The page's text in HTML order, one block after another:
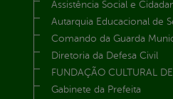
Assistência Social e
Autarquia Educacional de
Comando da Guarda
Diretoria da Defesa Civil
FUNDAÇÃO CULTURAL
Gabinete da Prefeita